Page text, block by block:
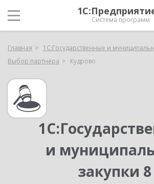
Система программ
Главная
1С:Государственные и
Выбор партнёра
Кудрово
и
закупки 8